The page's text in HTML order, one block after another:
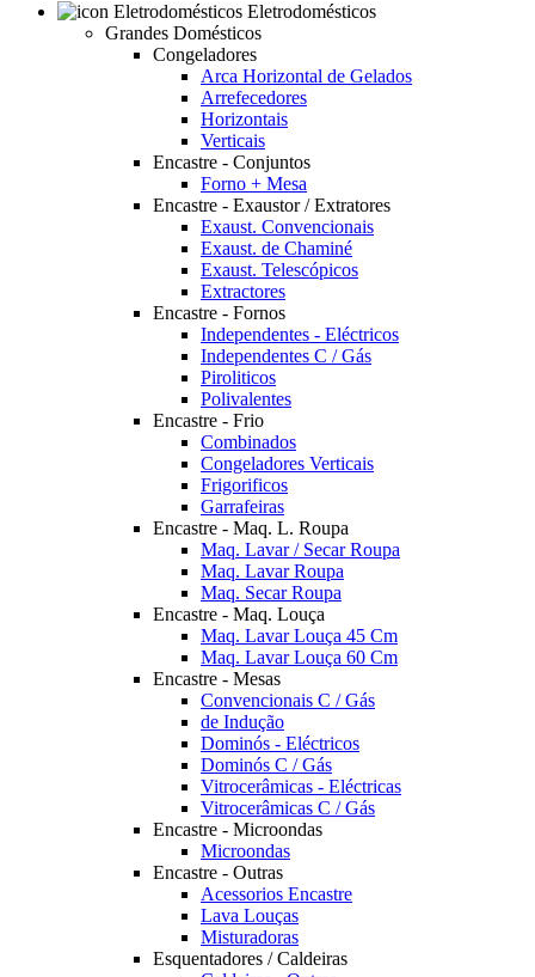
Eletrodomésticos
Grandes Domésticos
Congeladores
Arca Horizontal de Gelados
Arrefecedores
Horizontais
Verticais
Encastre - Conjuntos
Forno + Mesa
Encastre - Exaustor / Extratores
Exaust. Convencionais
Exaust. de Chaminé
Exaust. Telescópicos
Extractores
Encastre - Fornos
Independentes - Eléctricos
Independentes C / Gás
Piroliticos
Polivalentes
Encastre - Frio
Combinados
Congeladores Verticais
Frigorificos
Garrafeiras
Encastre - Maq. L. Roupa
Maq. Lavar / Secar Roupa
Maq. Lavar Roupa
Maq. Secar Roupa
Encastre - Maq. Louça
Maq. Lavar Louça 45 Cm
Maq. Lavar Louça 60 Cm
Encastre - Mesas
Convencionais C / Gás
de Indução
Dominós - Eléctricos
Dominós C / Gás
Vitrocerâmicas - Eléctricas
Vitrocerâmicas C / Gás
Encastre - Microondas
Microondas
Encastre - Outras
Acessorios Encastre
Lava Louças
Misturadoras
Esquentadores / Caldeiras